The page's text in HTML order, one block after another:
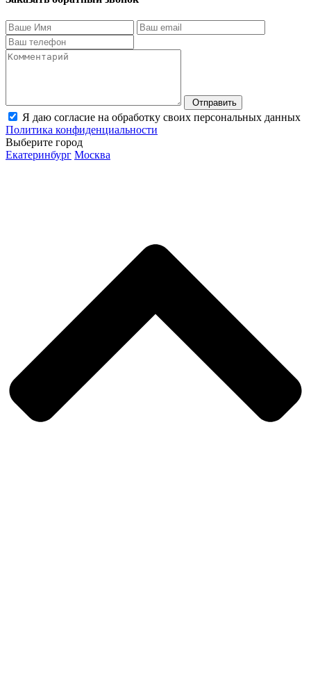
Отправить
Я даю согласие на обработку своих персональных данных
Политика конфиденциальности
Выберите город
Екатеринбург Москва